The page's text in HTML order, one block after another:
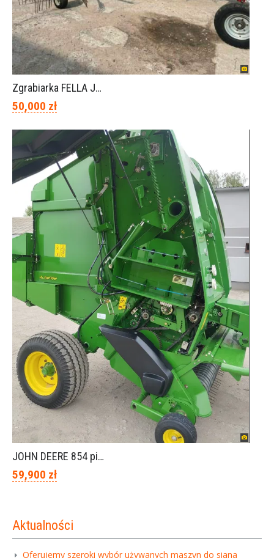
Zgrabiarka FELLA JURA 1402
50,000 zł
JOHN DEERE 854 piękny stan
59,900 zł
Aktualności
Oferujemy szeroki wybór używanych maszyn do siana